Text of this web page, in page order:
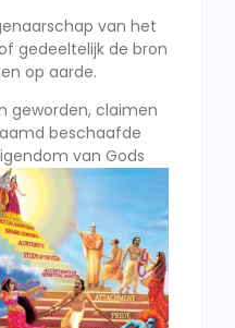
van het
gedeeltelijk de bron
op aarde.
geworden, claimen
beschaafde
van Gods